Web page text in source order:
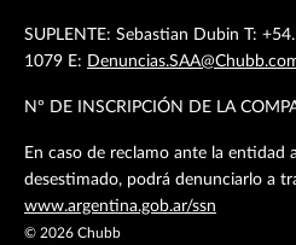
SUPLENTE: Sebastian Dubin T:
1079 E:
Nº DE INSCRIPCIÓN DE LA
En caso de reclamo ante la entidad
desestimado, podrá denunciarlo a
www.argentina.gob.ar/ssn
© 2026 Chubb